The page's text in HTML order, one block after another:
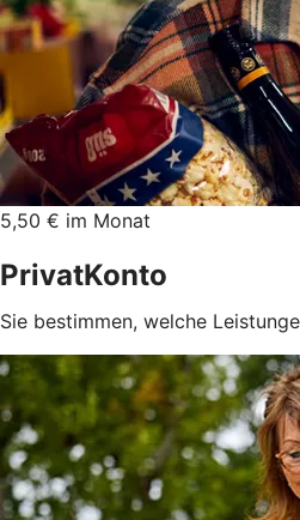
5,50 € im Monat
PrivatKonto
Sie bestimmen, welche